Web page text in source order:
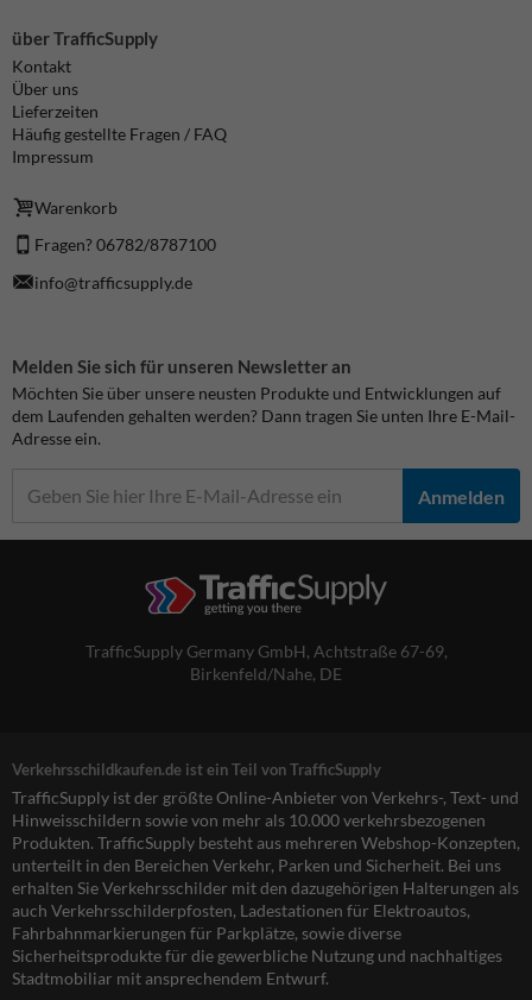
über TrafficSupply
Kontakt
Über uns
Lieferzeiten
Häufig gestellte Fragen / FAQ
Impressum
Warenkorb
Fragen? 06782/8787100
info@trafficsupply.de
Melden Sie sich für unseren Newsletter an
Möchten Sie über unsere neusten Produkte und Entwicklungen auf
dem Laufenden gehalten werden? Dann tragen Sie unten Ihre E-Mail-
Adresse ein.
Anmelden
TrafficSupply Germany GmbH, Achtstraße 67-69,
Birkenfeld/Nahe, DE
Verkehrsschildkaufen.de ist ein Teil von TrafficSupply
TrafficSupply ist der größte Online-Anbieter von Verkehrs-, Text- und
Hinweisschildern sowie von mehr als 10.000 verkehrsbezogenen
Produkten. TrafficSupply besteht aus mehreren Webshop-Konzepten,
unterteilt in den Bereichen Verkehr, Parken und Sicherheit. Bei uns
erhalten Sie Verkehrsschilder mit den dazugehörigen Halterungen als
auch Verkehrsschilderpfosten, Ladestationen für Elektroautos,
Fahrbahnmarkierungen für Parkplätze, sowie diverse
Sicherheitsprodukte für die gewerbliche Nutzung und nachhaltiges
Stadtmobiliar mit ansprechendem Entwurf.